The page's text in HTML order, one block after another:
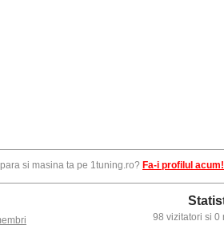
si masina ta pe 1tuning.ro? Fa-i profilul acum!
98 vizitatori si 0